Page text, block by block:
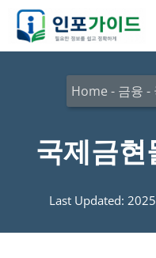
Home - 금융 -
국제금
Last Updated: